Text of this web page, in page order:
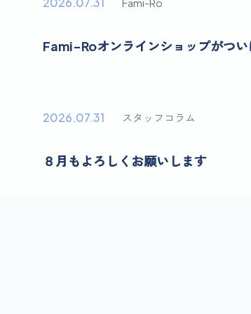
Fami-Roオンラインショップがつい
2026.07.31 スタッフコラム
８月もよろしくお願いします